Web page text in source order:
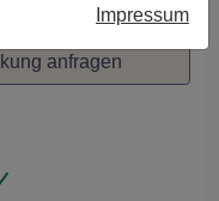
anfragen
Impressum